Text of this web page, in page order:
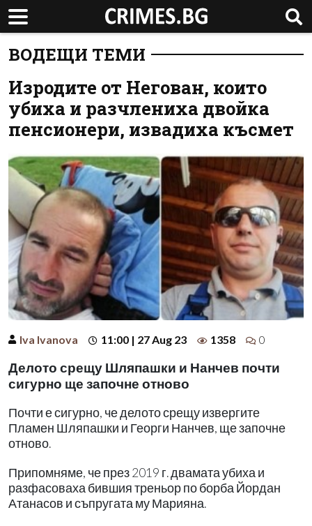
ВОДЕЩИ ТЕМИ
Изродите от Негован, които
убиха и разчлениха двойка
пенсионери, извадиха късмет
Iva Ivanova 11:00 | 27 Aug 23 1358 0
Делото срещу Шляпашки и Нанчев почти
сигурно ще започне отново
Почти е сигурно, че делото срещу извергите
Пламен Шляпашки и Георги Нанчев, ще започне
отново.
Припомняме, че през 2019 г. двамата убиха и
разфасоваха бившия треньор по борба Йордан
Атанасов и съпругата му Марияна.